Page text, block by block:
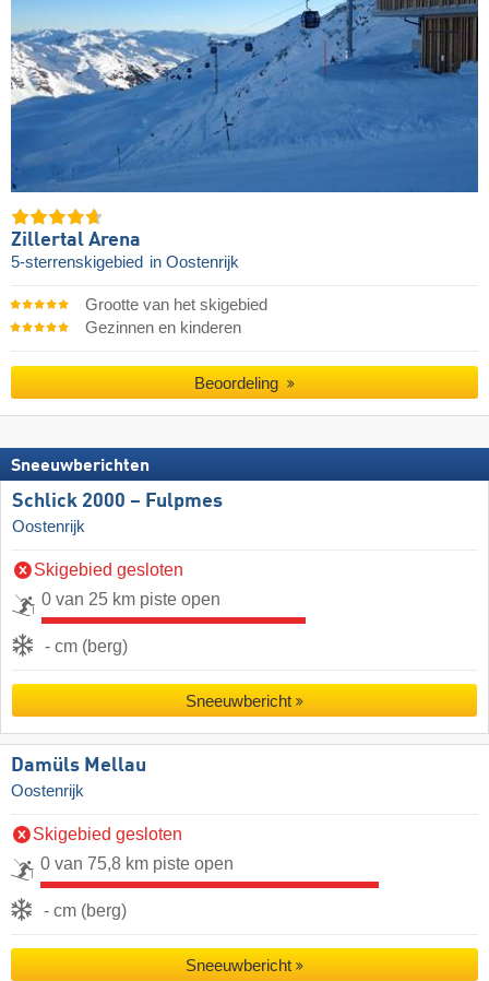
Zillertal Arena
5-sterrenskigebied in Oostenrijk
Grootte van het skigebied
Gezinnen en kinderen
Beoordeling
Sneeuwberichten
Schlick 2000 – Fulpmes
Oostenrijk
Skigebied gesloten
0 van 25 km piste open
- cm (berg)
Sneeuwbericht
Damüls Mellau
Oostenrijk
Skigebied gesloten
0 van 75,8 km piste open
- cm (berg)
Sneeuwbericht